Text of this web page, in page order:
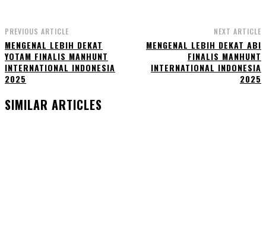
PREVIOUS ARTICLE
MENGENAL LEBIH DEKAT
YOTAM FINALIS MANHUNT
INTERNATIONAL INDONESIA
2025
NEXT ARTICLE
MENGENAL LEBIH DEKAT ABI
FINALIS MANHUNT
INTERNATIONAL INDONESIA
2025
SIMILAR ARTICLES